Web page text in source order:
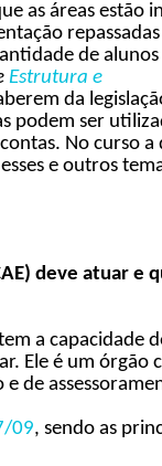
as áreas estão
de
Estrutura e
da
podem ser
No curso a
e outros
deve atuar e
a capacidade
Ele é um órgão
de
09, sendo as